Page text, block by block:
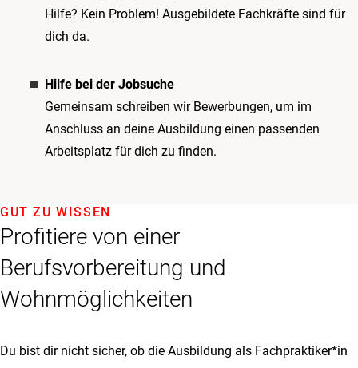
Hilfe? Kein Problem! Ausgebildete Fachkräfte sind für
dich da.
Hilfe bei der Jobsuche
Gemeinsam schreiben wir Bewerbungen, um im
Anschluss an deine Ausbildung einen passenden
Arbeitsplatz für dich zu finden.
Profitiere von einer
Berufsvorbereitung und
Wohnmöglichkeiten
GUT ZU WISSEN
Du bist dir nicht sicher, ob die Ausbildung als Fachpraktiker*in